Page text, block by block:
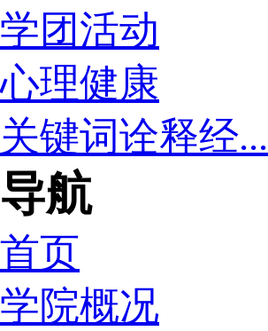
学团活动
心理健康
关键词诠释经...
导航
首页
学院概况